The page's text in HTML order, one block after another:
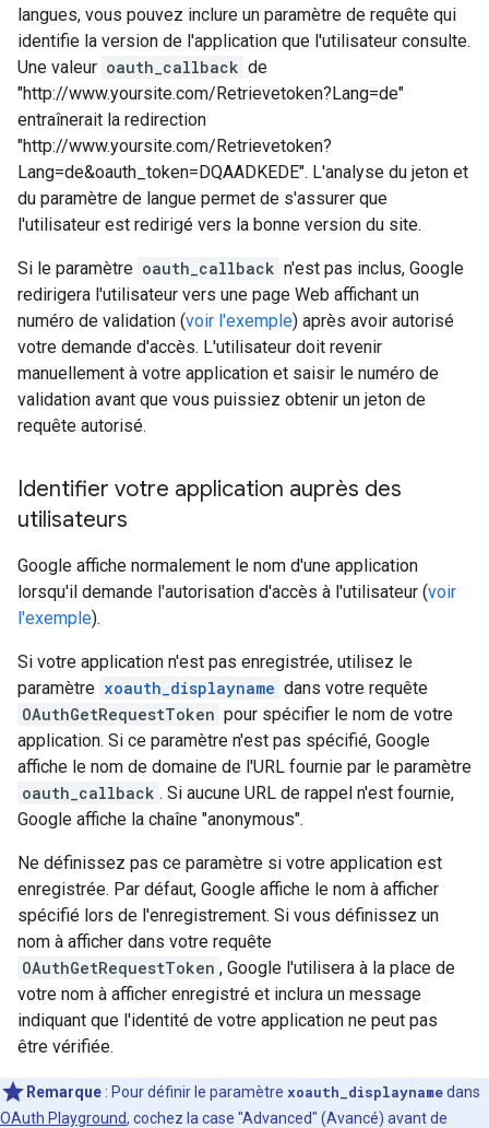
langues, vous pouvez inclure un paramètre de requête qui
identifie la version de l'application que l'utilisateur consulte.
Une valeur oauth_callback de
"http://www.yoursite.com/Retrievetoken?Lang=de"
entraînerait la redirection
"http://www.yoursite.com/Retrievetoken?
Lang=de&oauth_token=DQAADKEDE". L'analyse du jeton et
du paramètre de langue permet de s'assurer que
l'utilisateur est redirigé vers la bonne version du site.
Si le paramètre oauth_callback n'est pas inclus, Google
redirigera l'utilisateur vers une page Web affichant un
numéro de validation (voir l'exemple) après avoir autorisé
votre demande d'accès. L'utilisateur doit revenir
manuellement à votre application et saisir le numéro de
validation avant que vous puissiez obtenir un jeton de
requête autorisé.
Identifier votre application auprès des
utilisateurs
Google affiche normalement le nom d'une application
lorsqu'il demande l'autorisation d'accès à l'utilisateur (voir
l'exemple).
Si votre application n'est pas enregistrée, utilisez le
paramètre xoauth_displayname dans votre requête
OAuthGetRequestToken pour spécifier le nom de votre
application. Si ce paramètre n'est pas spécifié, Google
affiche le nom de domaine de l'URL fournie par le paramètre
oauth_callback . Si aucune URL de rappel n'est fournie,
Google affiche la chaîne "anonymous".
Ne définissez pas ce paramètre si votre application est
enregistrée. Par défaut, Google affiche le nom à afficher
spécifié lors de l'enregistrement. Si vous définissez un
nom à afficher dans votre requête
OAuthGetRequestToken , Google l'utilisera à la place de
votre nom à afficher enregistré et inclura un message
indiquant que l'identité de votre application ne peut pas
être vérifiée.
Remarque : Pour définir le paramètre xoauth_displaynamedans
OAuth Playground, cochez la case "Advanced" (Avancé) avant de